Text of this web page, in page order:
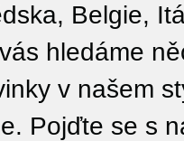
Belgie,
hledáme
v našem
Pojďte se s